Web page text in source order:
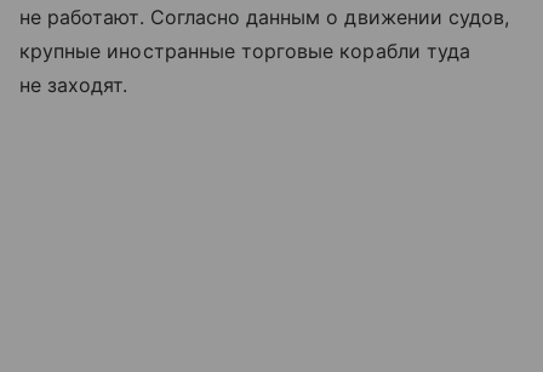
не работают. Согласно данным о движении судов,
крупные иностранные торговые корабли туда
не заходят.